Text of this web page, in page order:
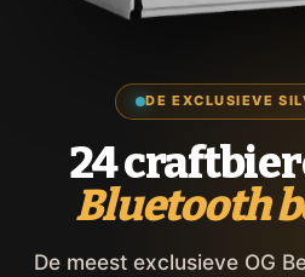
DE EXCLUSIEVE
24
Bluetooth
De meest exclusieve OG